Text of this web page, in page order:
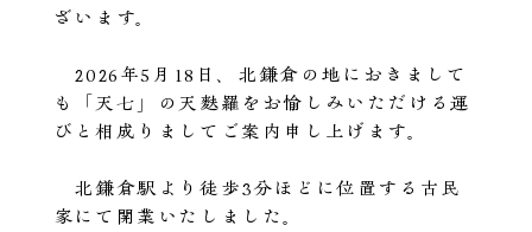
ざいます。
2026年5月18日、北鎌倉の地におきまして
も「天七」の天麩羅をお愉しみいただける運
びと相成りましてご案内申し上げます。
北鎌倉駅より徒歩3分ほどに位置する古民
家にて開業いたしました。